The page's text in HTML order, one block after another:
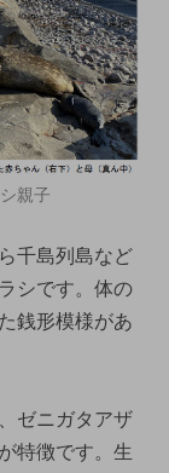
親子
千島列島など
シです。体の
銭形模様があ
ゼニガタアザ
特徴です。生